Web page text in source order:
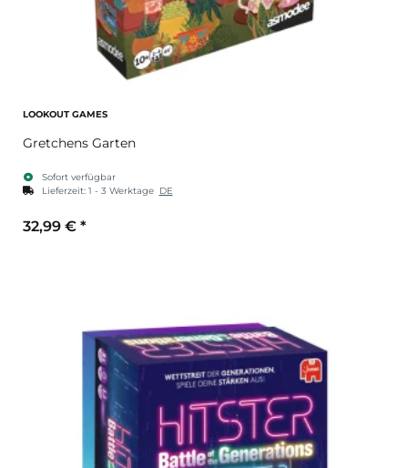
LOOKOUT GAMES
Gretchens Garten
Sofort verfügbar
Lieferzeit: 1 - 3 Werktage DE
32,99 € *